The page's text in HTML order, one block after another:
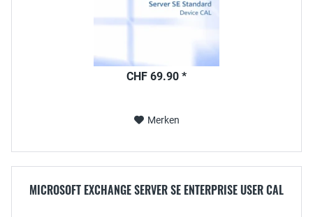
CHF 69.90 *
Merken
MICROSOFT EXCHANGE SERVER SE ENTERPRISE USER CAL